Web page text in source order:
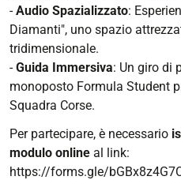
-Audio Spazializzato:
Diamanti", uno spazio
tridimensionale.
-Guida Immersiva: Un giro di
monoposto Formula Student
Squadra Corse.
Per partecipare, è necessario
modulo online al link:
https://forms.gle/